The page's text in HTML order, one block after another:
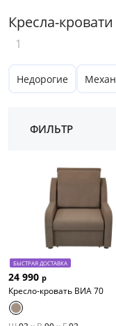
Кресла-
1
Недорогие
ФИЛЬТР
БЫСТРАЯ ДОСТАВКА
24 990 р
Кресло-кровать ВИА 70